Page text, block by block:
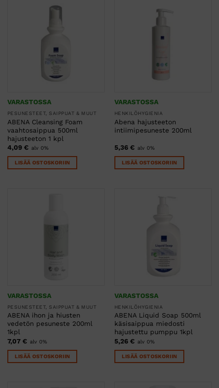
VARASTOSSA
PESUNESTEET, SAIPPUAT & MUUT
ABENA Cleansing Foam
vaahtosaippua 500ml
hajusteeton 1 kpl
4,09 € alv 0%
LISÄÄ OSTOSKORIIN
VARASTOSSA
HENKILÖHYGIENIA
Abena hajusteeton
intiimipesuneste 200ml
5,36 € alv 0%
LISÄÄ OSTOSKORIIN
VARASTOSSA
PESUNESTEET, SAIPPUAT & MUUT
ABENA ihon ja hiusten
vedetön pesuneste 200ml
1kpl
7,07 € alv 0%
LISÄÄ OSTOSKORIIN
VARASTOSSA
HENKILÖHYGIENIA
ABENA Liquid Soap 500ml
käsisaippua miedosti
hajustettu pumppu 1kpl
5,26 € alv 0%
LISÄÄ OSTOSKORIIN